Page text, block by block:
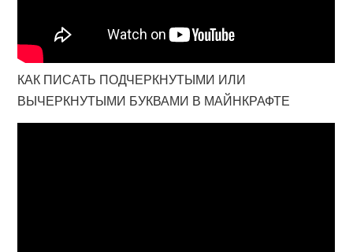
КАК ПИСАТЬ ПОДЧЕРКНУТЫМИ ИЛИ
ВЫЧЕРКНУТЫМИ БУКВАМИ В МАЙНКРАФТЕ